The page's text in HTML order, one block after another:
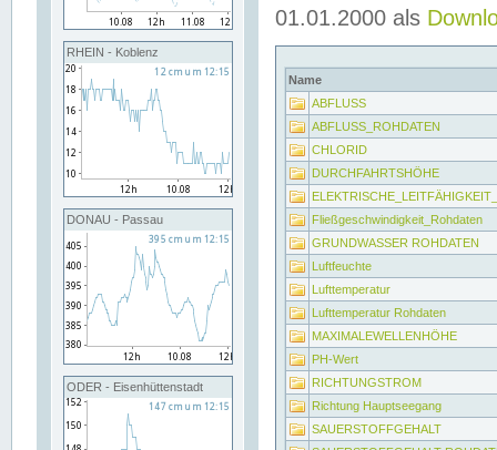
RHEIN - Koblenz
DONAU - Passau
ODER - Eisenhüttenstadt
01.01.2000 als
Name
ABFLUSS
ABFLUSS_ROHDATEN
CHLORID
DURCHFAHRTSHÖHE
Fließgeschwindigkeit_Rohdaten
GRUNDWASSER ROHDATEN
Luftfeuchte
Lufttemperatur
Lufttemperatur Rohdaten
MAXIMALEWELLENHÖHE
PH-Wert
RICHTUNGSTROM
Richtung Hauptseegang
SAUERSTOFFGEHALT